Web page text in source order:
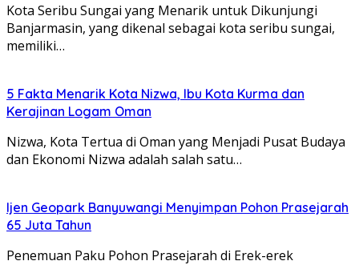
Kota Seribu Sungai yang Menarik untuk Dikunjungi
Banjarmasin, yang dikenal sebagai kota seribu sungai,
memiliki…
5 Fakta Menarik Kota Nizwa, Ibu Kota Kurma dan
Kerajinan Logam Oman
Nizwa, Kota Tertua di Oman yang Menjadi Pusat Budaya
dan Ekonomi Nizwa adalah salah satu…
Ijen Geopark Banyuwangi Menyimpan Pohon Prasejarah
65 Juta Tahun
Penemuan Paku Pohon Prasejarah di Erek-erek